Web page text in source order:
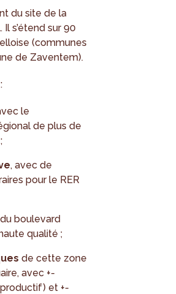
du site de la
s’étend sur 90
(communes
de Zaventem).
le
de plus de
, avec de
pour le RER
boulevard
qualité ;
de cette zone
avec +-
et +-